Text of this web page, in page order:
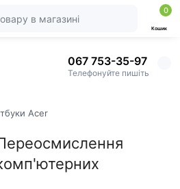
067 753-35-97
Телефонуйте пишіть
0
Кошик
Acer